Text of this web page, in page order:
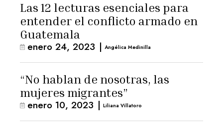
Las 12 lecturas esenciales para
entender el conflicto armado en
Guatemala
enero 24, 2023 | Angélica Medinilla
“No hablan de nosotras, las
mujeres migrantes”
enero 10, 2023 | Liliana Villatoro